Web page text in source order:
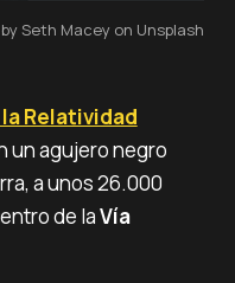
Seth Macey on Unsplash
Relatividad
un agujero negro
a unos 26.000
de laVía